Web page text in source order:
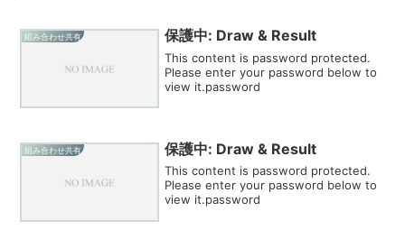
組み合わせ共有 保護中: Draw & Result
This content is password protected.
Please enter your password below to
view it.password
組み合わせ共有 保護中: Draw & Result
This content is password protected.
Please enter your password below to
view it.password